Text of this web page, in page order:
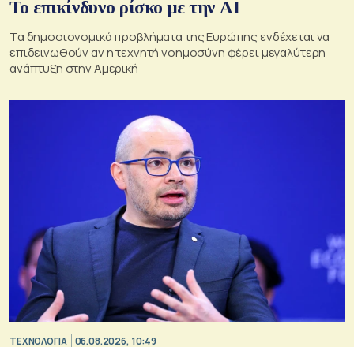
Το επικίνδυνο ρίσκο με την ΑΙ
Τα δημοσιονομικά προβλήματα της Ευρώπης ενδέχεται να
επιδεινωθούν αν η τεχνητή νοημοσύνη φέρει μεγαλύτερη
ανάπτυξη στην Αμερική
ΤΕΧΝΟΛΟΓΙΑ 06.08.2026, 10:49